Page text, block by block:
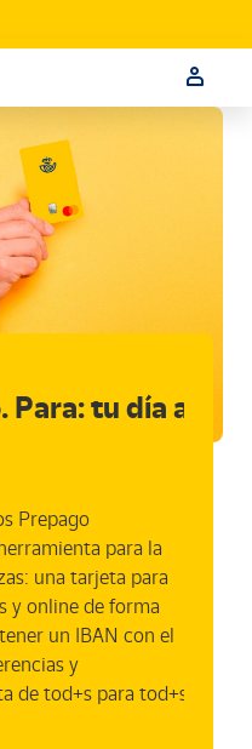
Para: tu día a
Prepago
para la
una tarjeta para
y online de forma
un IBAN con el
y
de tod+s para tod+s.